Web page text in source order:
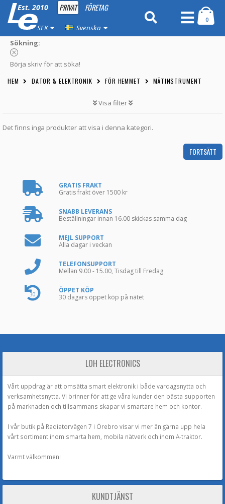
Est. 2010 PRIVAT FÖRETAG
SEK Svenska
0
Sökning:
Börja skriv för att söka!
HEM DATOR & ELEKTRONIK FÖR HEMMET MÄTINSTRUMENT
Visa filter
Det finns inga produkter att visa i denna kategori.
FORTSÄTT
GRATIS FRAKT
Gratis frakt över 1500 kr
SNABB LEVERANS
Beställningar innan 16.00 skickas samma dag
MEJL SUPPORT
Alla dagar i veckan
TELEFONSUPPORT
Mellan 9.00 - 15.00, Tisdag till Fredag
30
ÖPPET KÖP
30 dagars öppet köp på nätet
LOH ELECTRONICS
Vårt uppdrag är att omsätta smart elektronik i både vardagsnytta och
verksamhetsnytta. Vi brinner för att ge våra kunder den bästa supporten
på marknaden och tillsammans skapar vi smartare hem och kontor.
I vår butik på Radiatorvägen 7 i Örebro visar vi mer än gärna upp hela
vårt sortiment inom smarta hem, mobila nätverk och inom A-traktor.
Varmt välkommen!
KUNDTJÄNST